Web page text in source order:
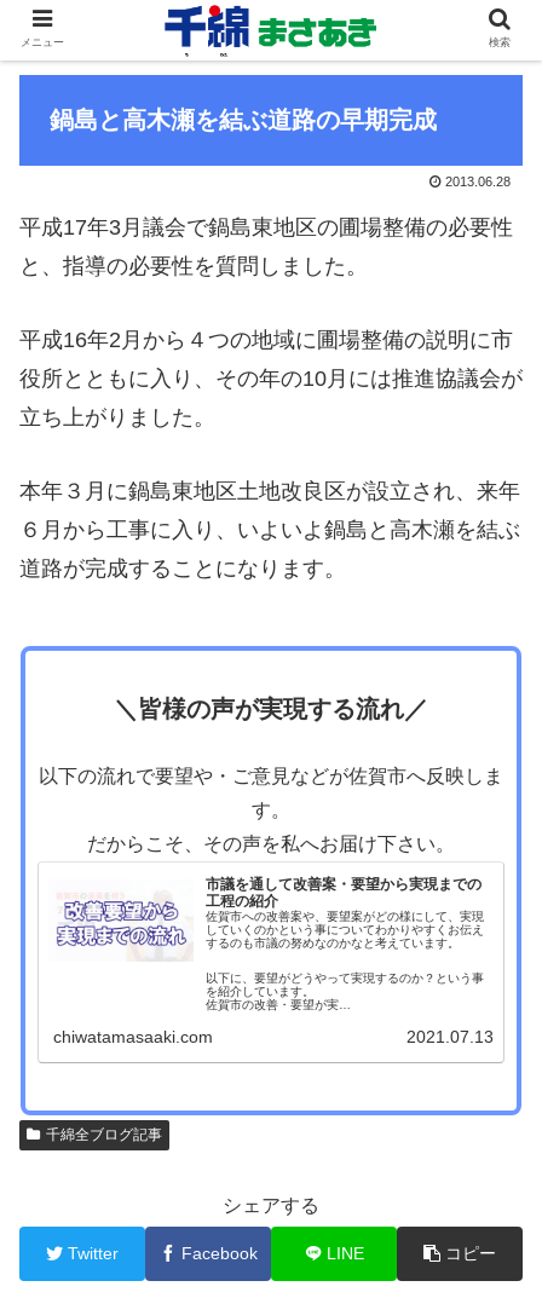
鍋島と高木瀬を結ぶ道路の早期完成
2013.06.28
平成17年3月議会で鍋島東地区の圃場整備の必要性
と、指導の必要性を質問しました。
平成16年2月から４つの地域に圃場整備の説明に市
役所とともに入り、その年の10月には推進協議会が
立ち上がりました。
本年３月に鍋島東地区土地改良区が設立され、来年
６月から工事に入り、いよいよ鍋島と高木瀬を結ぶ
道路が完成することになります。
＼皆様の声が実現する流れ／
以下の流れで要望や・ご意見などが佐賀市へ反映しま
す。
だからこそ、その声を私へお届け下さい。
市議を通して改善案・要望から実現までの
工程の紹介
佐賀市への改善案や、要望案がどの様にして、実現
していくのかという事についてわかりやすくお伝え
するのも市議の努めなのかなと考えています。
以下に、要望がどうやって実現するのか？という事
を紹介しています。
佐賀市の改善・要望が実…
chiwatamasaaki.com 2021.07.13
千綿全ブログ記事
シェアする
Twitter Facebook LINE コピー
メニュー 検索